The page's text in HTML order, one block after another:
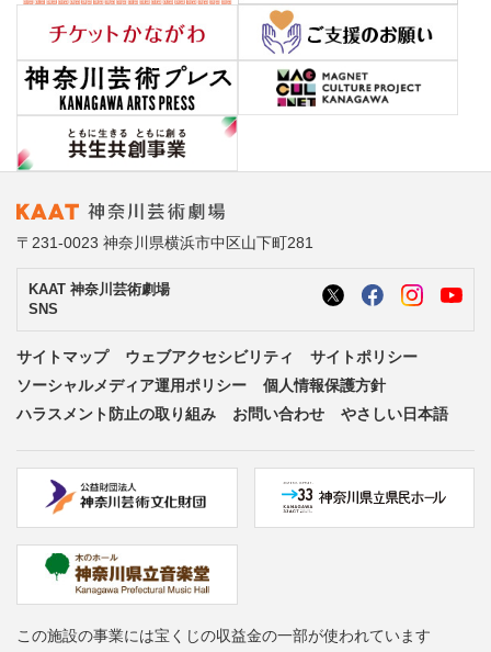
〒231-0023 神奈川県横浜市中区山下町281
KAAT 神奈川芸術劇場
SNS
サイトマップ ウェブアクセシビリティ
サイトポリシー
ソーシャルメディア運用ポリシー
個人情報保護方針
ハラスメント防止の取り組み
お問い合わせ やさしい日本語
この施設の事業には宝くじの収益金の一部が使われています